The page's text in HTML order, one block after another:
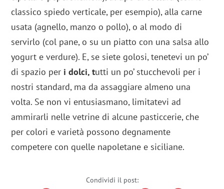
classico spiedo verticale, per esempio), alla carne
usata (agnello, manzo o pollo), o al modo di
servirlo (col pane, o su un piatto con una salsa allo
yogurt e verdure). E, se siete golosi, tenetevi un po’
di spazio per i dolci, tutti un po’ stucchevoli per i
nostri standard, ma da assaggiare almeno una
volta. Se non vi entusiasmano, limitatevi ad
ammirarli nelle vetrine di alcune pasticcerie, che
per colori e varietà possono degnamente
competere con quelle napoletane e siciliane.
Condividi il post: